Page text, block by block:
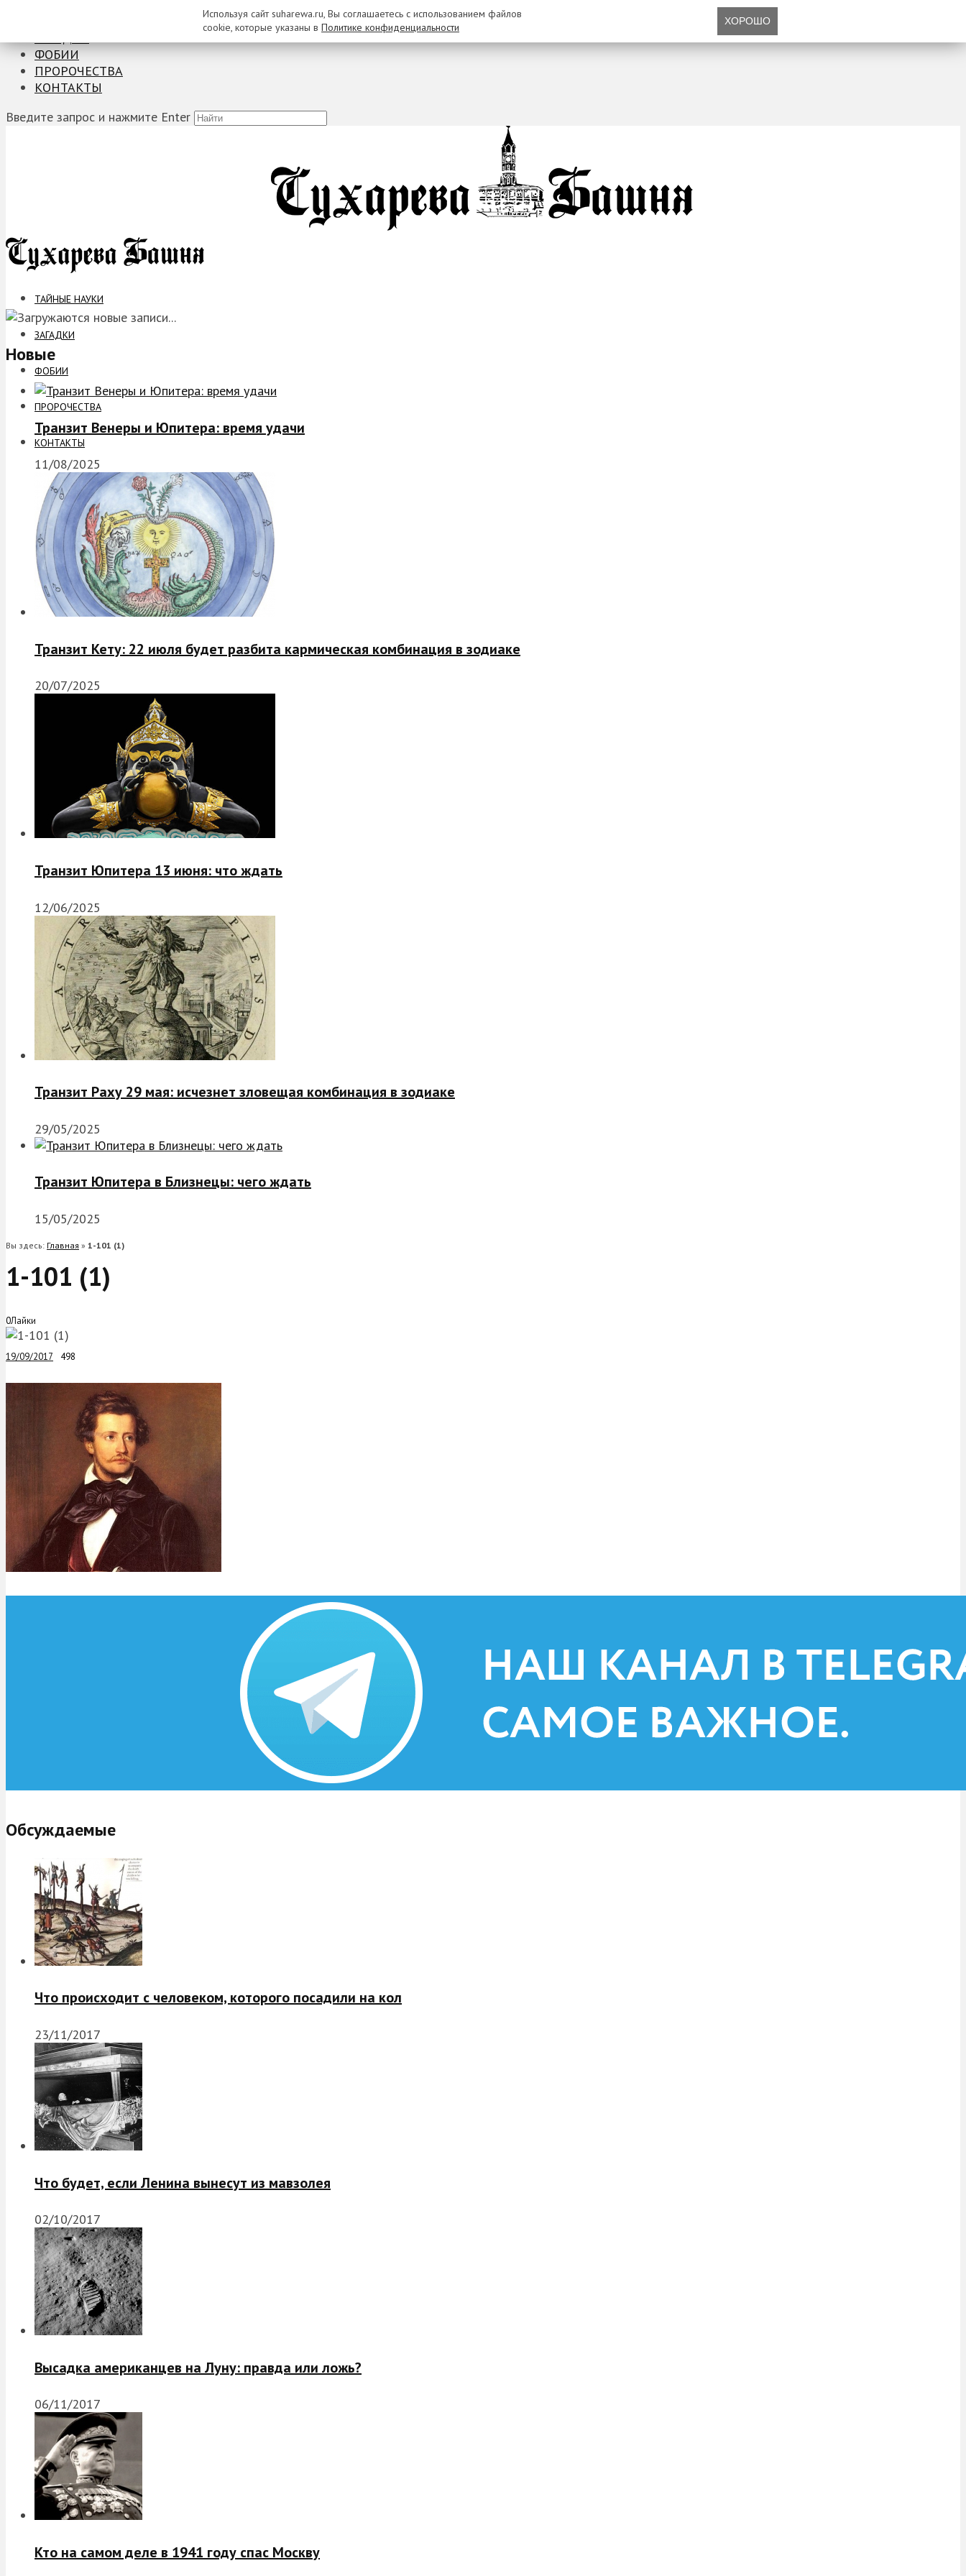
ФОБИИ
ПРОРОЧЕСТВА
КОНТАКТЫ
Введите запрос и нажмите Enter
ТАЙНЫЕ НАУКИ
ЗАГАДКИ
ФОБИИ
ПРОРОЧЕСТВА
КОНТАКТЫ
Новые
Транзит Венеры и Юпитера: время удачи
11/08/2025
Транзит Кету: 22 июля будет разбита кармическая комбинация в зодиаке
20/07/2025
Транзит Юпитера 13 июня: что ждать
12/06/2025
Транзит Раху 29 мая: исчезнет зловещая комбинация в зодиаке
29/05/2025
Транзит Юпитера в Близнецы: чего ждать
15/05/2025
Вы здесь: Главная » 1-101 (1)
1-101 (1)
0Лайки
19/09/2017 498
Обсуждаемые
Что происходит с человеком, которого посадили на кол
23/11/2017
Что будет, если Ленина вынесут из мавзолея
02/10/2017
Высадка американцев на Луну: правда или ложь?
06/11/2017
Кто на самом деле в 1941 году спас Москву
Используя сайт suharewa.ru, Вы соглашаетесь с использованием файлов
cookie, которые указаны в Политике конфиденциальности ХОРОШО